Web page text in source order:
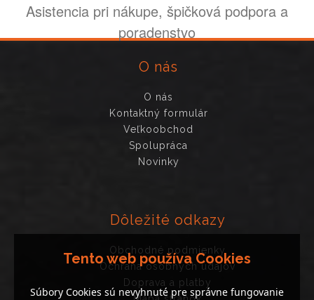
Asistencia pri nákupe, špičková podpora a
poradenstvo
O nás
O nás
Kontaktný formulár
Veľkoobchod
Spolupráca
Novinky
Dôležité odkazy
Obchodné podmienky
Ochrana osobných údajov
Doprava a platby
Tento web používa Cookies
Súbory Cookies sú nevyhnuté pre správne fungovanie